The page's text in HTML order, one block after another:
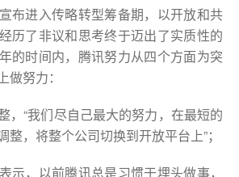
布进入传略转型筹备期，以开放和共
历了非议和思考终于迈出了实质性的
的时间内，腾讯努力从四个方面为突
努力：
，“我们尽自己最大的努力，在最短的
整，将整个公司切换到开放平台上”；
示，以前腾讯总是习惯于埋头做事，